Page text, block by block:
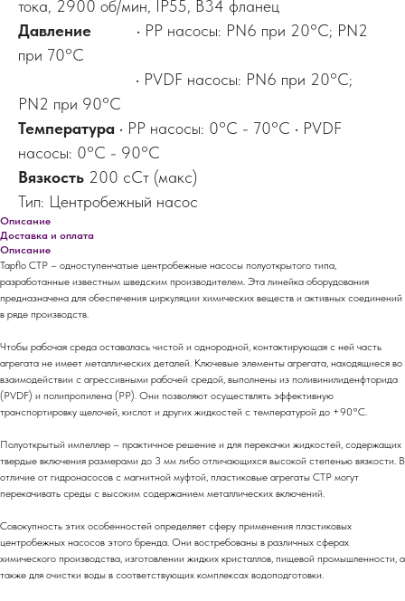
тока, 2900 об/мин, IP55, B34 фланец
Давление • PP насосы: PN6 при 20°C; PN2
при 70°C
• PVDF насосы: PN6 при 20°C;
PN2 при 90°C
Температура • PP насосы: 0°C - 70°C • PVDF
насосы: 0°C - 90°C
Вязкость 200 cСт (макс)
Тип: Центробежный насос
Описание
Доставка и оплата
Описание
Tapflo CTP – одноступенчатые центробежные насосы полуоткрытого типа,
разработанные известным шведским производителем. Эта линейка оборудования
предназначена для обеспечения циркуляции химических веществ и активных соединений
в ряде производств.
Чтобы рабочая среда оставалась чистой и однородной, контактирующая с ней часть
агрегата не имеет металлических деталей. Ключевые элементы агрегата, находящиеся во
взаимодействии с агрессивными рабочей средой, выполнены из поливинилиденфторида
(PVDF) и полипропилена (PP). Они позволяют осуществлять эффективную
транспортировку щелочей, кислот и других жидкостей с температурой до +90°C.
Полуоткрытый импеллер – практичное решение и для перекачки жидкостей, содержащих
твердые включения размерами до 3 мм либо отличающихся высокой степенью вязкости. В
отличие от гидронасосов с магнитной муфтой, пластиковые агрегаты CTP могут
перекачивать среды с высоким содержанием металлических включений.
Совокупность этих особенностей определяет сферу применения пластиковых
центробежных насосов этого бренда. Они востребованы в различных сферах
химического производства, изготовлении жидких кристаллов, пищевой промышленности, а
также для очистки воды в соответствующих комплексах водоподготовки.